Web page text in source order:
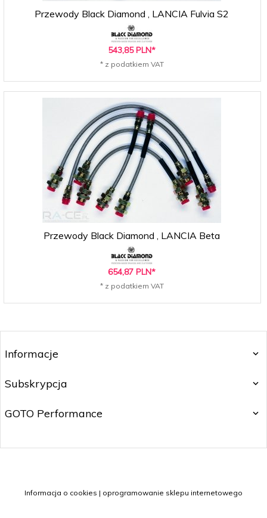
Przewody Black Diamond , LANCIA Fulvia S2
543,85 PLN*
* z podatkiem VAT
Przewody Black Diamond , LANCIA Beta
654,87 PLN*
* z podatkiem VAT
Informacje
Subskrypcja
GOTO Performance
Informacja o cookies | oprogramowanie sklepu internetowego